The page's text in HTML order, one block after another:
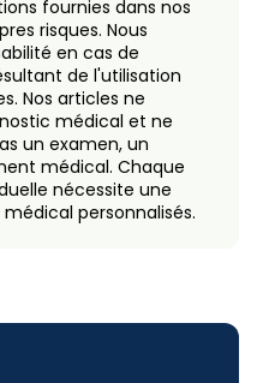
fournies dans nos
risques. Nous
en cas de
de l'utilisation
Nos articles ne
médical et ne
un examen, un
médical. Chaque
nécessite une
personnalisés.